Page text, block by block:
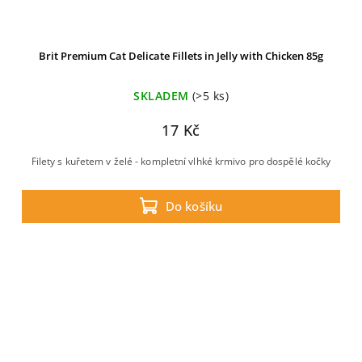
Brit Premium Cat Delicate Fillets in Jelly with Chicken 85g
SKLADEM (>5 ks)
17 Kč
Do košíku
Filety s kuřetem v želé - kompletní vlhké krmivo pro dospělé kočky